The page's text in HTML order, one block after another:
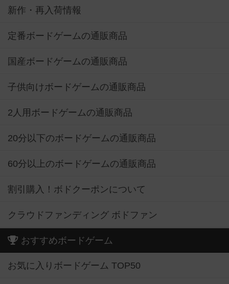
新作・再入荷情報
定番ボードゲームの通販商品
国産ボードゲームの通販商品
子供向けボードゲームの通販商品
2人用ボードゲームの通販商品
20分以下のボードゲームの通販商品
60分以上のボードゲームの通販商品
割引購入！ボドクーポンについて
クラウドファンディング ボドファン
おすすめボードゲーム
お気に入りボードゲーム TOP50